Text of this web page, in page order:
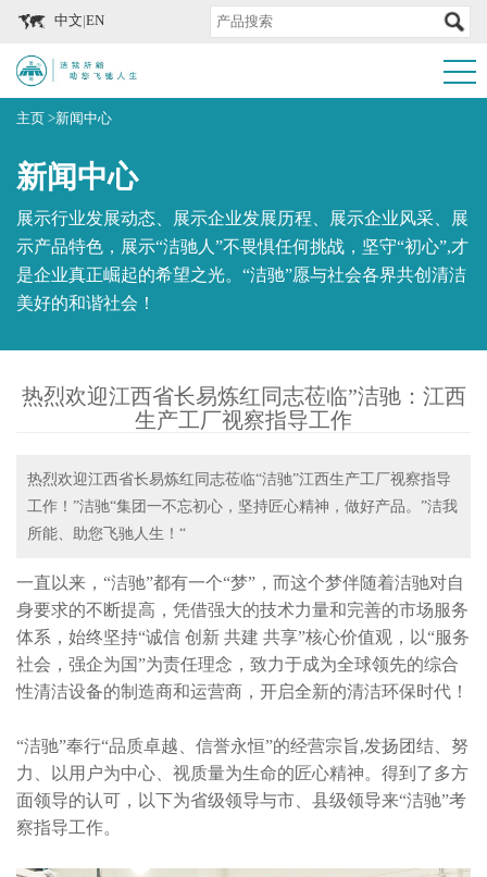
中文|EN
主页 >新闻中心
新闻中心
展示行业发展动态、展示企业发展历程、展示企业风采、展
示产品特色，展示“洁驰人”不畏惧任何挑战，坚守“初心”,才
是企业真正崛起的希望之光。“洁驰”愿与社会各界共创清洁
美好的和谐社会！
热烈欢迎江西省长易炼红同志莅临”洁驰：江西
生产工厂视察指导工作
热烈欢迎江西省长易炼红同志莅临“洁驰”江西生产工厂视察指导
工作！”洁驰“集团一不忘初心，坚持匠心精神，做好产品。”洁我
所能、助您飞驰人生！“
一直以来，“洁驰”都有一个“梦”，而这个梦伴随着洁驰对自
身要求的不断提高，凭借强大的技术力量和完善的市场服务
体系，始终坚持“诚信 创新 共建 共享”核心价值观，以“服务
社会，强企为国”为责任理念，致力于成为全球领先的综合
性清洁设备的制造商和运营商，开启全新的清洁环保时代！
“洁驰”奉行“品质卓越、信誉永恒”的经营宗旨,发扬团结、努
力、以用户为中心、视质量为生命的匠心精神。得到了多方
面领导的认可，以下为省级领导与市、县级领导来“洁驰”考
察指导工作。